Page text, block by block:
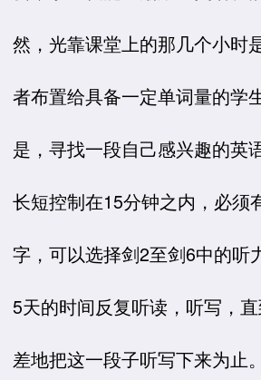
然，光靠课堂上的那几个小时
者布置给具备一定单词量的学
是，寻找一段自己感兴趣的英
长短控制在15分钟之内，必须
字，可以选择剑2至剑6中的听
5天的时间反复听读，听写，
差地把这一段子听写下来为止